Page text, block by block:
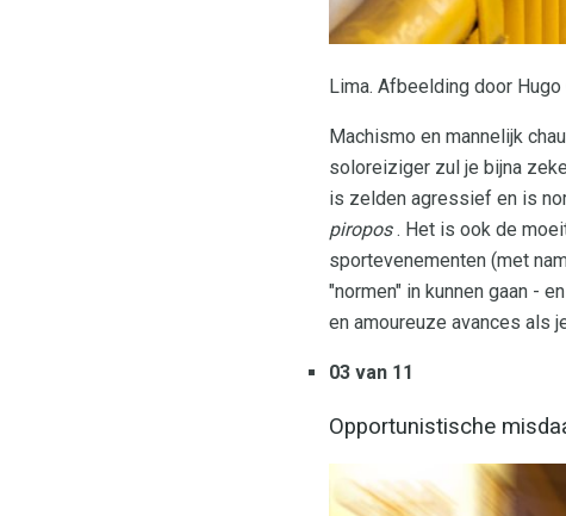
Lima. Afbeelding door
Machismo en mannelijk
soloreiziger zul je bijna
is zelden agressief en is
piropos. Het is ook de
sportevenementen (met
"normen" in kunnen gaan -
en amoureuze avances als
03 van 11
Opportunistische